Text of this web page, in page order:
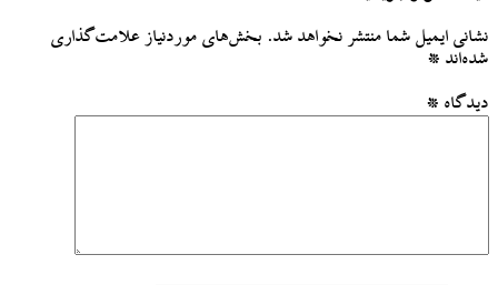
نشانی ایمیل شما منتشر نخواهد شد. بخش‌های موردنیاز علامت‌گذاری
شده‌اند *
دیدگاه *